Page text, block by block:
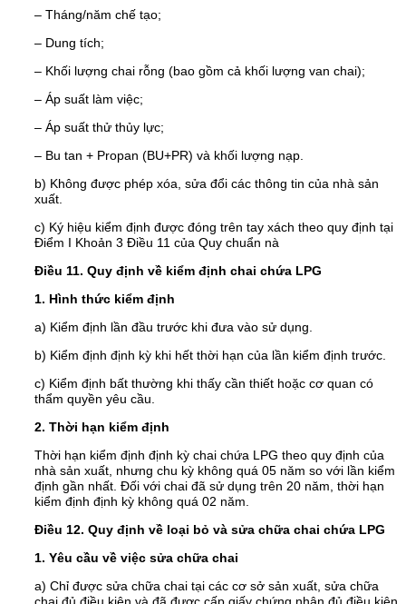
– Tháng/năm chế tạo;
– Dung tích;
– Khối lượng chai rỗng (bao gồm cả khối lượng van chai);
– Áp suất làm việc;
– Áp suất thử thủy lực;
– Bu tan + Propan (BU+PR) và khối lượng nạp.
b) Không được phép xóa, sửa đổi các thông tin của nhà sản
xuất.
c) Ký hiệu kiểm định được đóng trên tay xách theo quy định tại
Điểm I Khoản 3 Điều 11 của Quy chuẩn nà
Điều 11. Quy định về kiểm định chai chứa LPG
1. Hình thức kiểm định
a) Kiểm định lần đầu trước khi đưa vào sử dụng.
b) Kiểm định định kỳ khi hết thời hạn của lần kiểm định trước.
c) Kiểm định bất thường khi thấy cần thiết hoặc cơ quan có
thẩm quyền yêu cầu.
2. Thời hạn kiểm định
Thời hạn kiểm định định kỳ chai chứa LPG theo quy định của
nhà sản xuất, nhưng chu kỳ không quá 05 năm so với lần kiểm
định gần nhất. Đối với chai đã sử dụng trên 20 năm, thời hạn
kiểm định định kỳ không quá 02 năm.
Điều 12. Quy định về loại bỏ và sửa chữa chai chứa LPG
1. Yêu cầu về việc sửa chữa chai
a) Chỉ được sửa chữa chai tại các cơ sở sản xuất, sửa chữa